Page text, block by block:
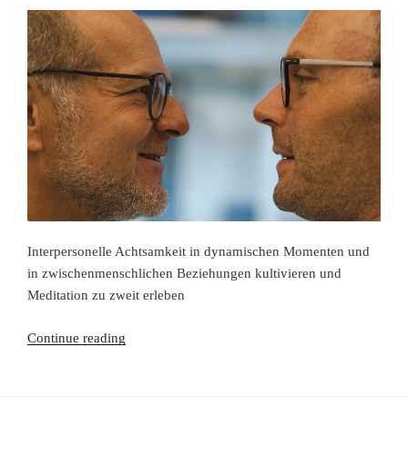
Interpersonelle Achtsamkeit in dynamischen Momenten und
in zwischenmenschlichen Beziehungen kultivieren und
Meditation zu zweit erleben
Continue reading